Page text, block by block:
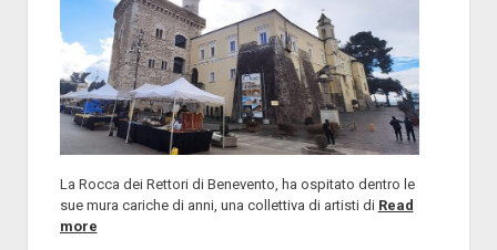
La Rocca dei Rettori di Benevento, ha ospitato dentro le
sue mura cariche di anni, una collettiva di artisti di Read
more